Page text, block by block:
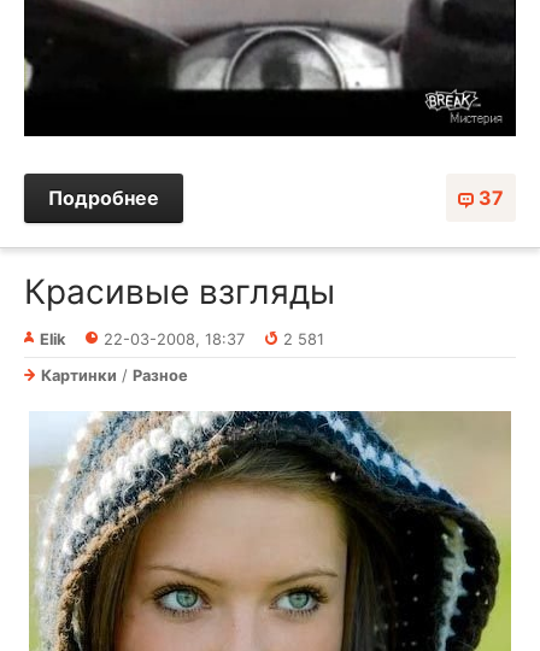
37
Подробнее
Красивые взгляды
Elik 22-03-2008, 18:37
2 581
Картинки / Разное